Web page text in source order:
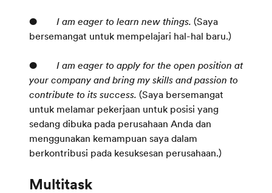
● I am eager to learn new things. (Saya
bersemangat untuk mempelajari hal-hal baru.)
● I am eager to apply for the open position at
your company and bring my skills and passion to
contribute to its success. (Saya bersemangat
untuk melamar pekerjaan untuk posisi yang
sedang dibuka pada perusahaan Anda dan
menggunakan kemampuan saya dalam
berkontribusi pada kesuksesan perusahaan.)